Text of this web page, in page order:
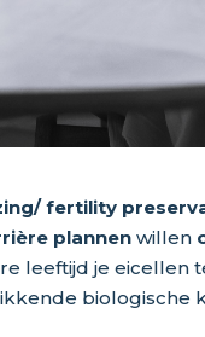
fertility
plannen willen
leeftijd je eicellen
biologische